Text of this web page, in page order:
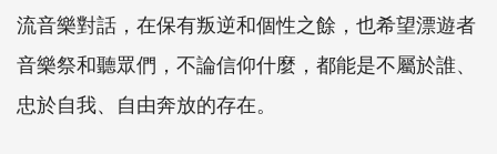
流音樂對話，在保有叛逆和個性之餘，也希望漂遊者
音樂祭和聽眾們，不論信仰什麼，都能是不屬於誰、
忠於自我、自由奔放的存在。